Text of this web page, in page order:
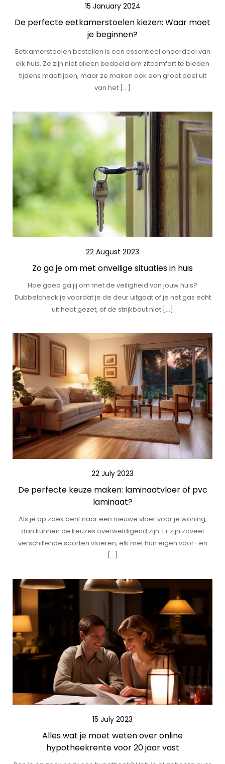
15 January 2024
De perfecte eetkamerstoelen kiezen: Waar moet
je beginnen?
Eetkamerstoelen bestellen is een essentieel onderdeel van
elk huis. Ze zijn niet alleen bedoeld om zitcomfort te bieden
tijdens maaltijden, maar ze maken ook een groot deel uit
van het […]
22 August 2023
Zo ga je om met onveilige situaties in huis
Hoe goed ga jij om met de veiligheid van jouw huis?
Dubbelcheck je voordat je de deur uitgaat of je het gas echt
uit hebt gezet, of de strijkbout niet […]
22 July 2023
De perfecte keuze maken: laminaatvloer of pvc
laminaat?
Als je op zoek bent naar een nieuwe vloer voor je woning,
dan kunnen de keuzes overweldigend zijn. Er zijn zoveel
verschillende soorten vloeren, elk met hun eigen voor- en
[…]
15 July 2023
Alles wat je moet weten over online
hypotheekrente voor 20 jaar vast